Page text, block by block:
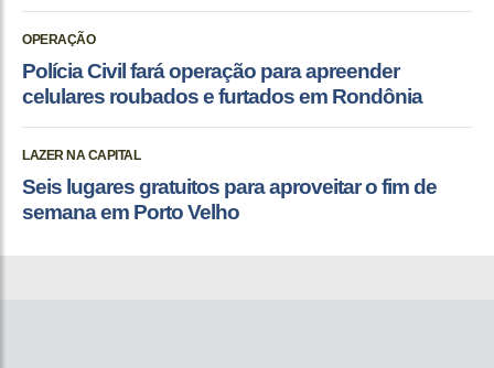
OPERAÇÃO
Polícia Civil fará operação para apreender
celulares roubados e furtados em Rondônia
LAZER NA CAPITAL
Seis lugares gratuitos para aproveitar o fim de
semana em Porto Velho